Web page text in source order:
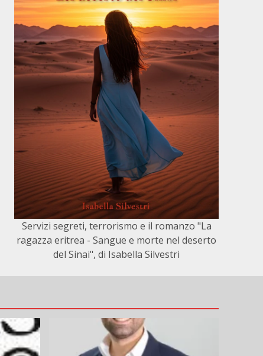
Servizi segreti, terrorismo e il romanzo "La
ragazza eritrea - Sangue e morte nel deserto
del Sinai", di Isabella Silvestri